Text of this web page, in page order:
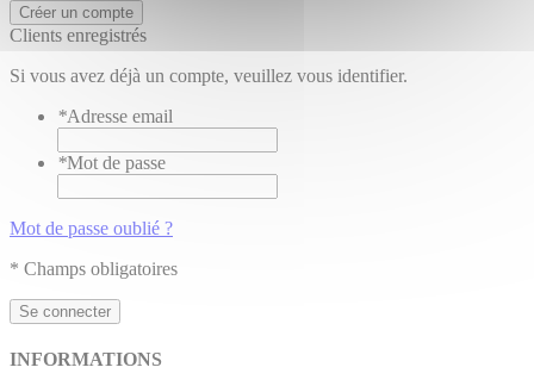
Créer un compte
Clients enregistrés
Si vous avez déjà un compte, veuillez vous identifier.
*Adresse email
*Mot de passe
Mot de passe oublié ?
* Champs obligatoires
Se connecter
INFORMATIONS